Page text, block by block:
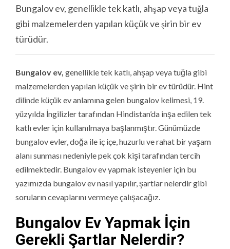
Bungalov ev, genellikle tek katlı, ahşap veya tuğla
gibi malzemelerden yapılan küçük ve şirin bir ev
türüdür.
Bungalov ev, genellikle tek katlı, ahşap veya tuğla gibi
malzemelerden yapılan küçük ve şirin bir ev türüdür. Hint
dilinde küçük ev anlamına gelen bungalov kelimesi, 19.
yüzyılda İngilizler tarafından Hindistan’da inşa edilen tek
katlı evler için kullanılmaya başlanmıştır. Günümüzde
bungalov evler, doğa ile iç içe, huzurlu ve rahat bir yaşam
alanı sunması nedeniyle pek çok kişi tarafından tercih
edilmektedir. Bungalov ev yapmak isteyenler için bu
yazımızda bungalov ev nasıl yapılır, şartlar nelerdir gibi
soruların cevaplarını vermeye çalışacağız.
Bungalov Ev Yapmak İçin
Gerekli Şartlar Nelerdir?